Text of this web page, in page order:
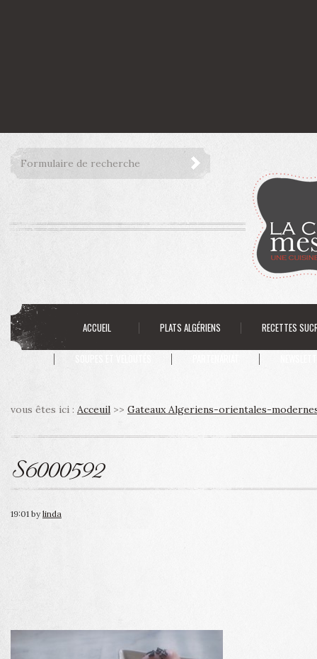
ACCUEIL PLATS ALGÉRIENS RECETTES
vous êtes ici : Acceuil >> Gateaux Algeriens-orientales-
S6000592
19:01 bylinda